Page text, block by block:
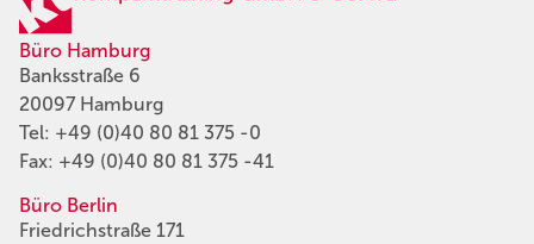
Büro Hamburg
Banksstraße 6
20097 Hamburg
Tel: +49 (0)40 80 81 375 -0
Fax: +49 (0)40 80 81 375 -41
Büro Berlin
Friedrichstraße 171